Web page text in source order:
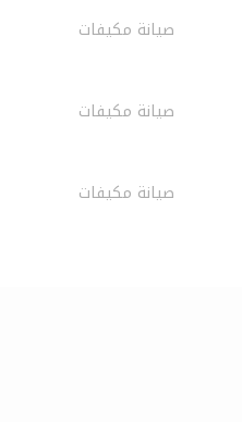
صيانة مكيفات
صيانة مكيفات
صيانة مكيفات